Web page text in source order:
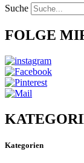
Suche
FOLGE
Kategorien